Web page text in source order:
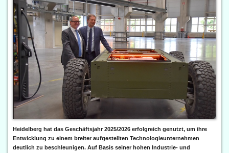
Heidelberg hat das Geschäftsjahr 2025/2026 erfolgreich genutzt, um ihre
Entwicklung zu einem breiter aufgestellten Technologieunternehmen
deutlich zu beschleunigen. Auf Basis seiner hohen Industrie- und